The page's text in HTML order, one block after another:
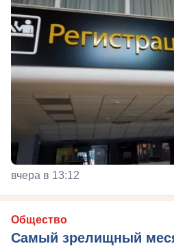
вчера в 13:12
Общество
Самый зрелищный